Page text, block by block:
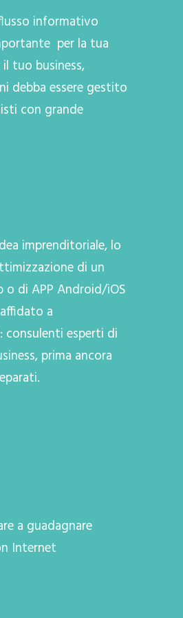
informativo
per la tua
tuo business,
debba essere gestito
con grande
imprenditoriale, lo
di un
di APP Android/iOS
a
consulenti esperti di
prima ancora
a guadagnare
Internet